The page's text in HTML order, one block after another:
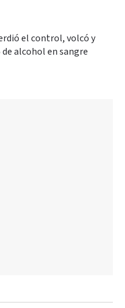
el control, volcó y
de alcohol en sangre